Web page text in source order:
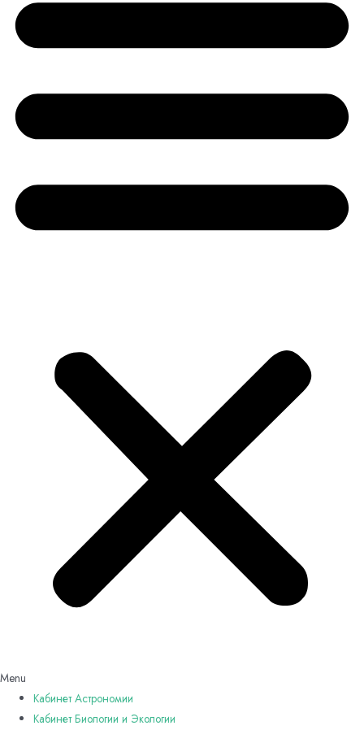
Menu
Кабинет Астрономии
Кабинет Биологии и Экологии